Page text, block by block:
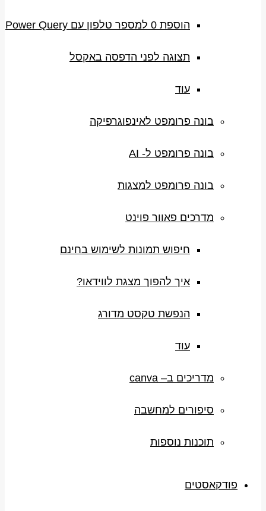
הוספת 0 למספר טלפון עם Power Query
תצוגה לפני הדפסה באקסל
עוד
בונה פרומפט לאינפוגרפיקה
בונה פרומפט ל- AI
בונה פרומפט למצגות
מדרכים פאוור פוינט
חיפוש תמונות לשימוש בחינם
איך להפוך מצגת לווידאו?
הנפשת טקסט מדורג
עוד
מדריכים ב– canva
סיפורים למחשבה
תוכנות נוספות
פודקאסטים